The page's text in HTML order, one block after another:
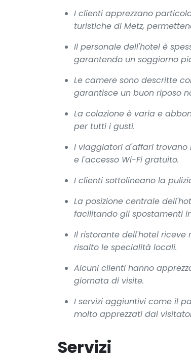
I clienti apprezzano
turistiche di Metz,
Il personale dell'hotel è
garantendo un soggiorno
Le camere sono descritte
garantisce un buon riposo
La colazione è varia e
per tutti i gusti.
I viaggiatori d'affari trovano
e l'accesso Wi-Fi gratuito.
I clienti sottolineano la
La posizione centrale
facilitando gli spostamenti
Il ristorante dell'hotel riceve
risalto le specialità locali.
Alcuni clienti hanno
giornata di visite.
I servizi aggiuntivi come il
molto apprezzati dai
Servizi